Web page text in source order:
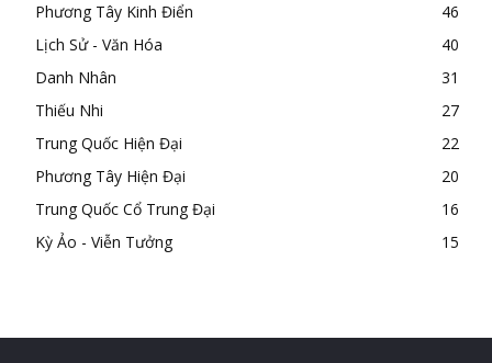
Phương Tây Kinh Điển
46
Lịch Sử - Văn Hóa
40
Danh Nhân
31
Thiếu Nhi
27
Trung Quốc Hiện Đại
22
Phương Tây Hiện Đại
20
Trung Quốc Cổ Trung Đại
16
Kỳ Ảo - Viễn Tưởng
15